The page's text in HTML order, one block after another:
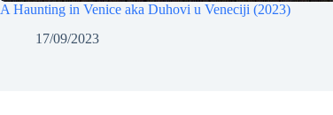
A Haunting in Venice aka Duhovi u Veneciji (2023)
17/09/2023